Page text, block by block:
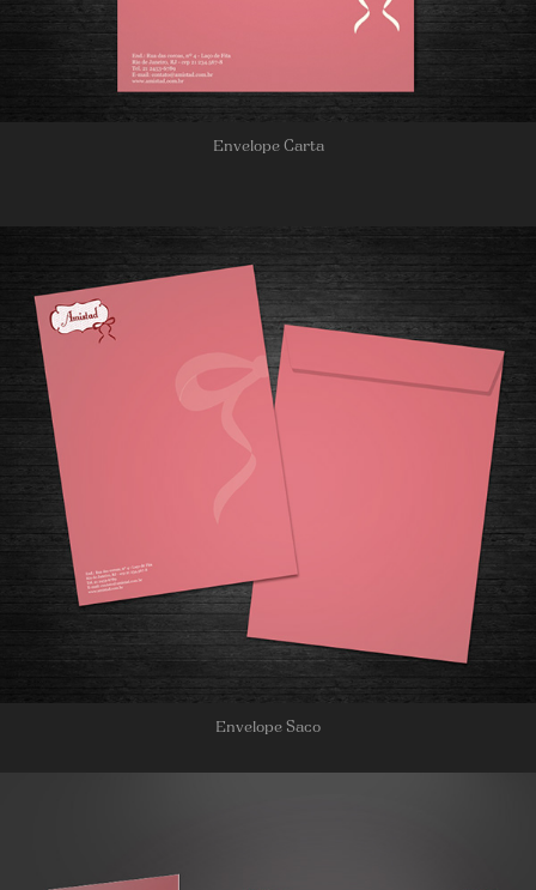
Envelope Carta
Envelope Saco